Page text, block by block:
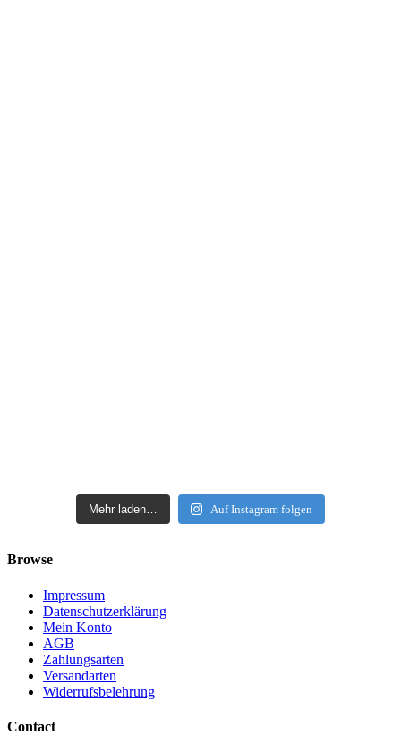
Mehr laden… Auf Instagram folgen
Browse
Impressum
Datenschutzerklärung
Mein Konto
AGB
Zahlungsarten
Versandarten
Widerrufsbelehrung
Contact